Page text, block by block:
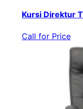
Kursi Direktur
Call for Price